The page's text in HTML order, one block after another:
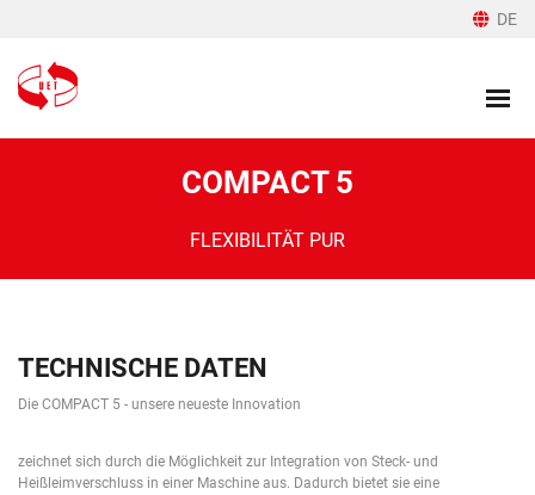
DE
COMPACT 5
FLEXIBILITÄT PUR
TECHNISCHE DATEN
Die COMPACT 5 - unsere neueste Innovation
zeichnet sich durch die Möglichkeit zur Integration von Steck- und
Heißleimverschluss in einer Maschine aus. Dadurch bietet sie eine